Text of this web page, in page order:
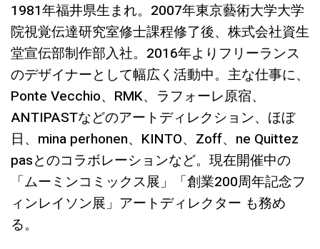
1981年福井県生まれ。2007年東京藝術大学大学
院視覚伝達研究室修士課程修了後、株式会社資生
堂宣伝部制作部入社。2016年よりフリーランス
のデザイナーとして幅広く活動中。主な仕事に、
Ponte Vecchio、RMK、ラフォーレ原宿、
ANTIPASTなどのアートディレクション、ほぼ
日、mina perhonen、KINTO、Zoff、ne Quittez
pasとのコラボレーションなど。現在開催中の
「ムーミンコミックス展」「創業200周年記念フ
ィンレイソン展」アートディレクター も務め
る。